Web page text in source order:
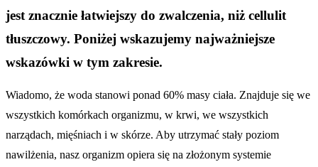
jest znacznie łatwiejszy do zwalczenia, niż cellulit
tłuszczowy. Poniżej wskazujemy najważniejsze
wskazówki w tym zakresie.
Wiadomo, że woda stanowi ponad 60% masy ciała. Znajduje się we
wszystkich komórkach organizmu, w krwi, we wszystkich
narządach, mięśniach i w skórze. Aby utrzymać stały poziom
nawilżenia, nasz organizm opiera się na złożonym systemie